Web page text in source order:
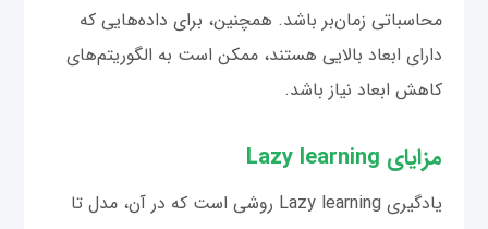
محاسباتی زمان‌بر باشد. همچنین، برای داده‌هایی که
دارای ابعاد بالایی هستند، ممکن است به الگوریتم‌های
کاهش ابعاد نیاز باشد.
مزایای Lazy learning
یادگیری Lazy learning روشی است که در آن، مدل تا